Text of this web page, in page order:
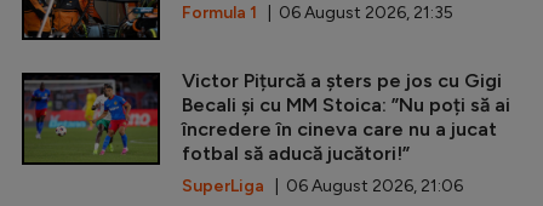
Formula 1 | 06 August 2026, 21:35
Victor Pițurcă a șters pe jos cu Gigi
Becali și cu MM Stoica: ”Nu poți să ai
încredere în cineva care nu a jucat
fotbal să aducă jucători!”
SuperLiga | 06 August 2026, 21:06